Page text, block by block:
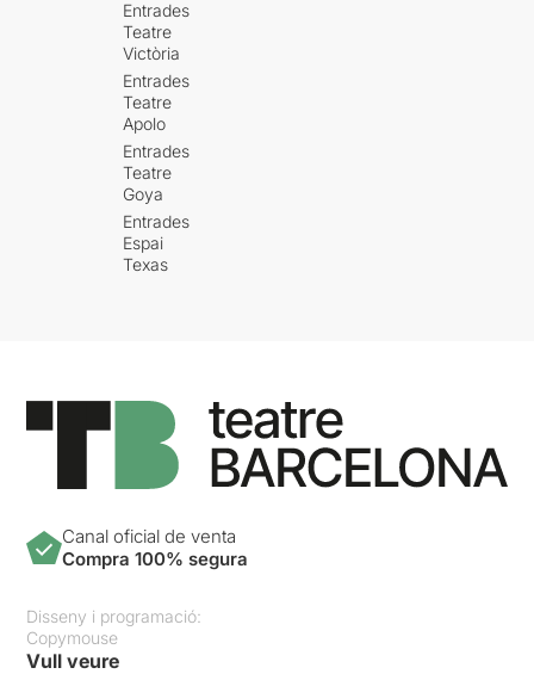
Entrades
Teatre
Victòria
Entrades
Teatre
Apolo
Entrades
Teatre
Goya
Entrades
Espai
Texas
Canal oficial de venta
Compra 100% segura
Disseny i programació:
Copymouse
Vull veure